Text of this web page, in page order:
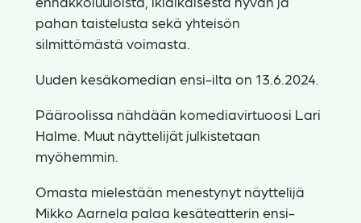
pahan taistelusta sekä yhteisön
silmittömästä voimasta.
Uuden kesäkomedian ensi-ilta on 13.6.2024.
Pääroolissa nähdään komediavirtuoosi Lari
Halme. Muut näyttelijät julkistetaan
myöhemmin.
Omasta mielestään menestynyt näyttelijä
Mikko Aarnela palaa kesäteatterin ensi-